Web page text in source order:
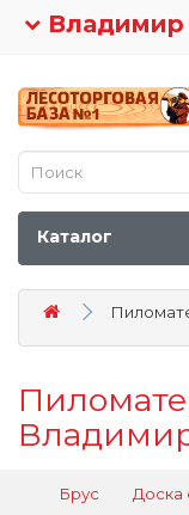
Владимир
Каталог
Брус Доска